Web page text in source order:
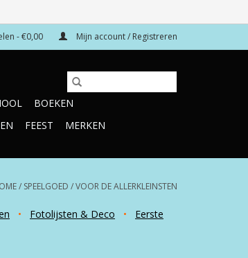
- €0,00 Mijn account / Registreren
BOEKEN
FEEST MERKEN
/ SPEELGOED /VOOR DE ALLERKLEINSTEN
• Fotolijsten & Deco •
Eerste